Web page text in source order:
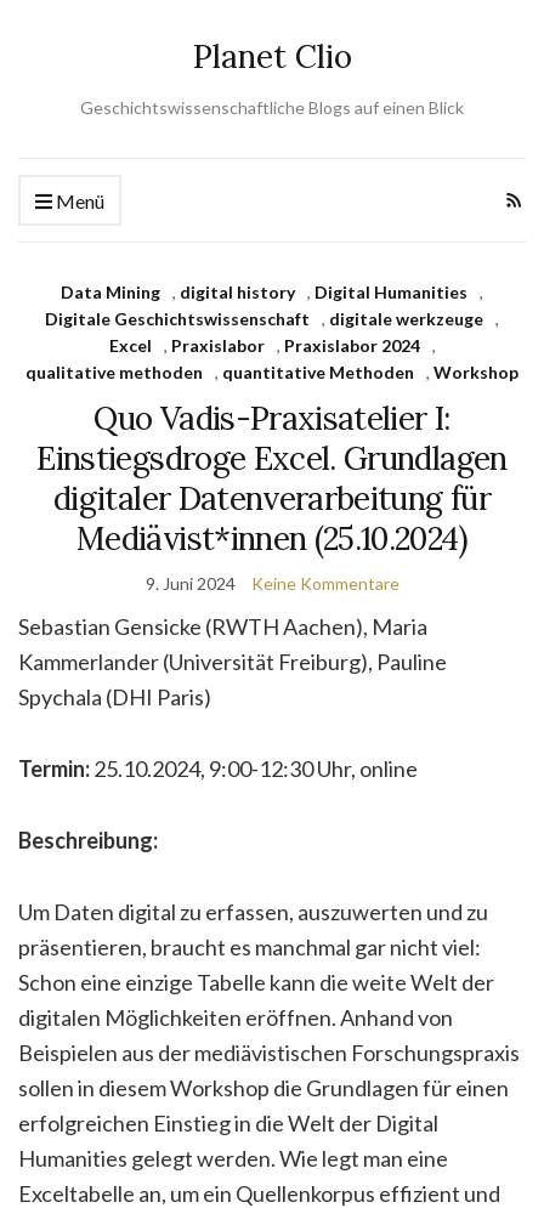
Planet Clio
Geschichtswissenschaftliche Blogs auf einen Blick
Menü
Data Mining , digital history , Digital Humanities
,
Digitale Geschichtswissenschaft
, digitale werkzeuge ,
Excel
, Praxislabor , Praxislabor 2024
,
qualitative methoden
, quantitative Methoden , Workshop
Quo Vadis-Praxisatelier I:
Einstiegsdroge Excel. Grundlagen
digitaler Datenverarbeitung für
Mediävist*innen (25.10.2024)
9. Juni 2024 Keine Kommentare
Sebastian Gensicke (RWTH Aachen), Maria
Kammerlander (Universität Freiburg), Pauline
Spychala (DHI Paris)
Termin:25.10.2024, 9:00-12:30 Uhr, online
Beschreibung:
Um Daten digital zu erfassen, auszuwerten und zu
präsentieren, braucht es manchmal gar nicht viel:
Schon eine einzige Tabelle kann die weite Welt der
digitalen Möglichkeiten eröffnen. Anhand von
Beispielen aus der mediävistischen Forschungspraxis
sollen in diesem Workshop die Grundlagen für einen
erfolgreichen Einstieg in die Welt der Digital
Humanities gelegt werden. Wie legt man eine
Exceltabelle an, um ein Quellenkorpus effizient und